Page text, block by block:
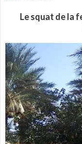
Le squat de la